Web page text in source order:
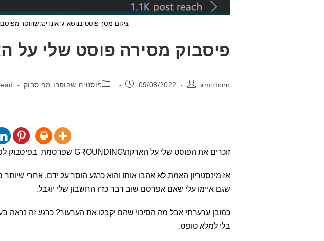
צילום מסך פוסט בנושא גראונדינג שהוסר
פיסבוק מסירה פוסט שלי על
מחבר:
amirborn פורסם:
09/08/2022 קטגוריה:
פוסטים שהוסרו מפיסבוק
זוכרים את הפוסט שלי על הארקה\GROUNDING שפרסמתי בפיסבוק לפני כמה שבועות???
אז מינסטריון האמת לא אהבו אותו והוא כרגע הוסר על ידם, אחרי
שגם איימו עלי שאם אפרסם שוב דבר כזה החשבון שלי יוגבל.
כמובן ערערתי אבל מה הסיכוי שהם יקבלו את הערעור? כרגע זה נראה
בלי למלא טופס.